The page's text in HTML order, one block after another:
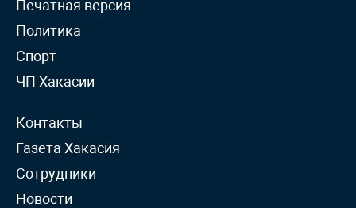
Печатная версия
Политика
Спорт
ЧП Хакасии
Контакты
Газета Хакасия
Сотрудники
Новости